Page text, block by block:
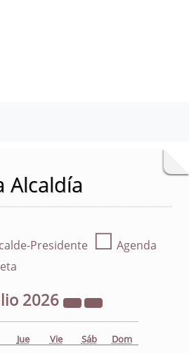
Alcaldía
Presidente ☐ Agenda
2026
Jue Vie Sáb Dom